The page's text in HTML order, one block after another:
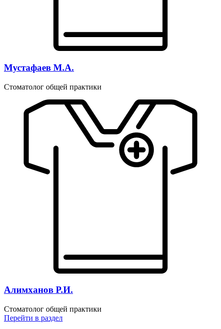
Мустафаев М.А.
Стоматолог общей практики
Алимханов Р.И.
Стоматолог общей практики
Перейти в раздел